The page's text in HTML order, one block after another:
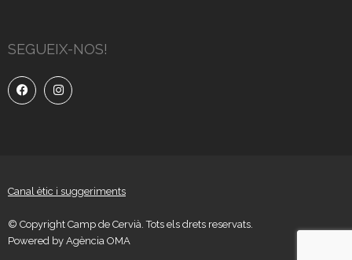
SEGUEIX-NOS!
Canal ètic i suggeriments
© Copyright Camp de Cervià. Tots els drets reservats.
Powered by Agència OMA